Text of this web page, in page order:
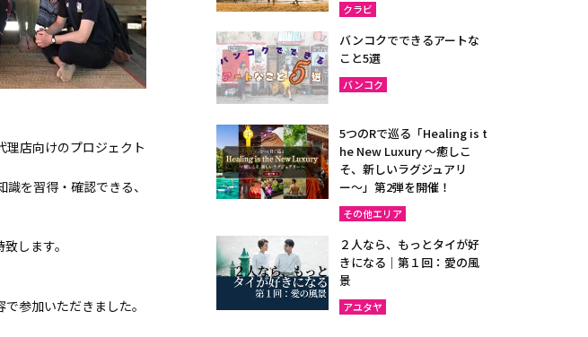
店向けのプロジェクト
を習得・確認できる、
します。
参加いただきました。
クラビ
バンコクでできるアートな
こと5選
バンコク
5つのRで巡る「Healing is t
he New Luxury ～癒しこ
そ、新しいラグジュアリ
ー〜」第2弾を開催！
その他エリア
２人なら、もっとタイが好
きになる｜第１回：愛の風
景
アユタヤ